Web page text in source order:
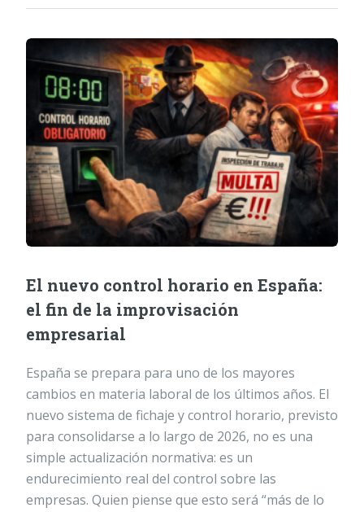
El nuevo control horario en España:
el fin de la improvisación
empresarial
España se prepara para uno de los mayores
cambios en materia laboral de los últimos años. El
nuevo sistema de fichaje y control horario, previsto
para consolidarse a lo largo de 2026, no es una
simple actualización normativa: es un
endurecimiento real del control sobre las
empresas. Quien piense que esto será “más de lo